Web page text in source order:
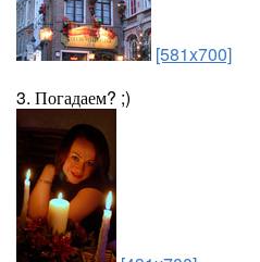
[581x700]
3. Погадаем? ;)